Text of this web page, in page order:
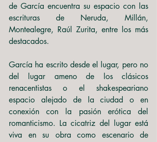
de García encuentra su espacio con las
escrituras de Neruda, Millán,
Montealegre, Raúl Zurita, entre los más
destacados.
García ha escrito desde el lugar, pero no
del lugar ameno de los clásicos
renacentistas o el shakespeariano
espacio alejado de la ciudad o en
conexión con la pasión erótica del
romanticismo. La cicatriz del lugar está
viva en su obra como escenario de